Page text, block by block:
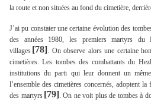
la route et non situées au fond du cimetière,
J’ai pu constater une certaine évolution des
des années 1980, les premiers martyrs du
villages [78]. On observe alors une certaine
cimetières. Les tombes des combattants du
institutions du parti qui leur donnent un
l’ensemble des cimetières concernés, adoptent
des martyrs [79]. On ne voit plus de tombes à